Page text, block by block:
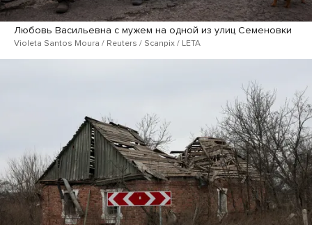
Любовь Васильевна с мужем на одной из улиц Семеновки
Violeta Santos Moura / Reuters / Scanpix / LETA